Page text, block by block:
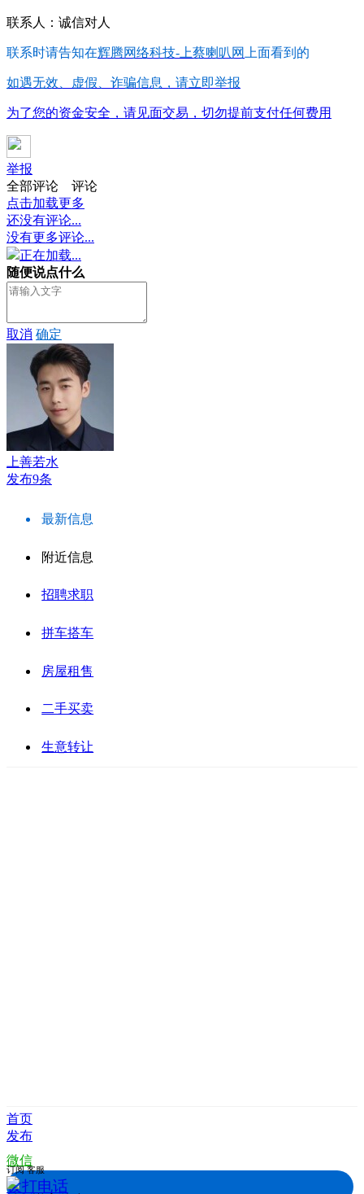
联系人：诚信对人
联系时请告知在辉腾网络科技-上蔡喇叭网 上面看到的
如遇无效、虚假、诈骗信息，请立即举报
为了您的资金安全，请见面交易，切勿提前支付任何费用
举报
全部评论
评论
点击加载更多
还没有评论...
没有更多评论...
正在加载...
随便说点什么
取消 确定
上善若水
发布9条
最新信息
附近信息
招聘求职
拼车搭车
房屋租售
二手买卖
生意转让
首页
发布
微信
拨打电话
订阅 客服